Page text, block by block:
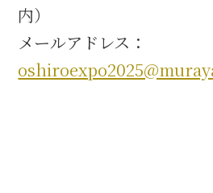
内）
メールアドレス：